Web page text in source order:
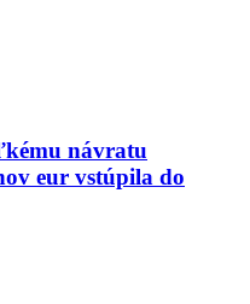
návratu
eur vstúpila do